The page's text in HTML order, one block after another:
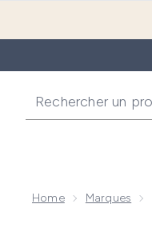
Home Marques